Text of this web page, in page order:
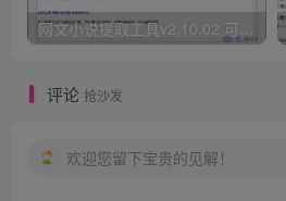
网文小说提取工具v2.10.02 可以自动下载小说 从此不再花钱看小说
评论 抢沙发
欢迎您留下宝贵的见解！